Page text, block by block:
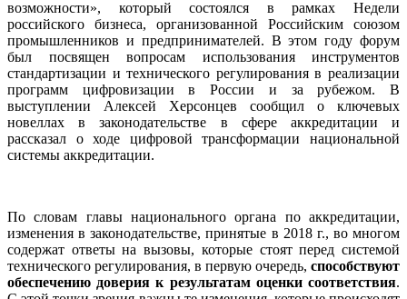
возможности», который состоялся в рамках Недели
российского бизнеса, организованной Российским союзом
промышленников и предпринимателей. В этом году форум
был посвящен вопросам использования инструментов
стандартизации и технического регулирования в реализации
программ цифровизации в России и за рубежом. В
выступлении Алексей Херсонцев сообщил о ключевых
новеллах в законодательстве в сфере аккредитации и
рассказал о ходе цифровой трансформации национальной
системы аккредитации.
По словам главы национального органа по аккредитации,
изменения в законодательстве, принятые в 2018 г., во многом
содержат ответы на вызовы, которые стоят перед системой
технического регулирования, в первую очередь, способствуют
обеспечению доверия к результатам оценки соответствия.